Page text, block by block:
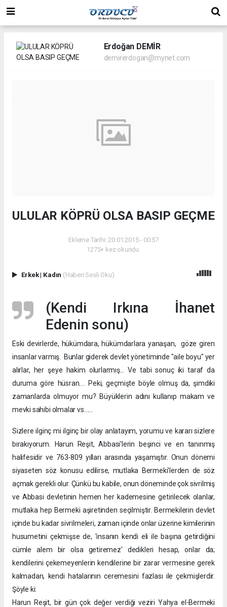
Erdoğan DEMİR
demirerdogan@mynet.com
ULULAR KÖPRÜ OLSA BASIP GEÇME
Ekleme Tarihi: 20.01.2015 - 00:57
1275+ kez okundu.
Erkek| Kadın (Haberi Sesli Oku)
(Kendi Irkına İhanet
Edenin sonu)
Eski devirlerde, hükümdara, hükümdarlara yanaşan, göze giren
insanlar varmış. Bunlar giderek devlet yönetiminde "aile boyu" yer
alırlar, her şeye hakim olurlarmış... Ve tabi sonuç iki taraf da
duruma göre hüsran…. Peki, geçmişte böyle olmuş da, şimdiki
zamanlarda olmuyor mu? Büyüklerin adını kullanıp makam ve
mevki sahibi olmalar vs……
Sizlere ilginç mi ilginç bir olay anlatayım, yorumu ve kararı sizlere
bırakıyorum. Harun Reşit, Abbasi'lerin beşinci ve en tanınmış
halifesidir ve 763-809 yılları arasında yaşamıştır. Onun dönemi
siyaseten söz konusu edilirse, mutlaka Bermeki'lerden de söz
açmak gerekli olur. Çünkü bu kabile, onun döneminde çok sivrilmiş
ve Abbasi devletinin hemen her kademesine getirilecek olanlar,
mutlaka hep Bermeki aşiretinden seçilmiştir. Bermekilerin devlet
içinde bu kadar sivrilmeleri, zaman içinde onlar üzerine kimilerinin
husumetini çekmişse de, 'insanın kendi eli ile başına getirdiğini
cümle alem bir olsa getiremez' dedikleri hesap, onlar da;
kendilerini çekemeyenlerin kendilerine bir zarar vermesine gerek
kalmadan, kendi hatalarının ceremesini fazlası ile çekmişlerdir.
Şöyle ki:
Harun Reşit, bir gün çok değer verdiği veziri Yahya el-Bermeki